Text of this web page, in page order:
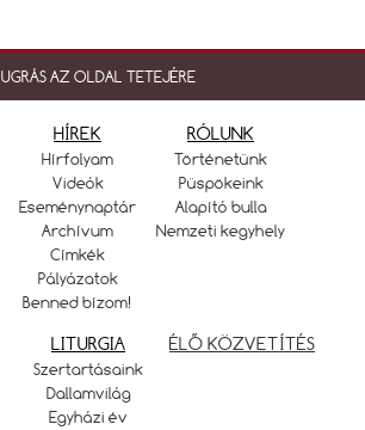
UGRÁS AZ OLDAL TETEJÉRE
HÍREK
Hírfolyam
Videók
Eseménynaptár
Archívum
Címkék
Pályázatok
Benned bízom!
RÓLUNK
Történetünk
Püspökeink
Alapító bulla
Nemzeti kegyhely
LITURGIA
Szertartásaink
Dallamvilág
Egyházi év
ÉLŐ KÖZVETÍTÉS